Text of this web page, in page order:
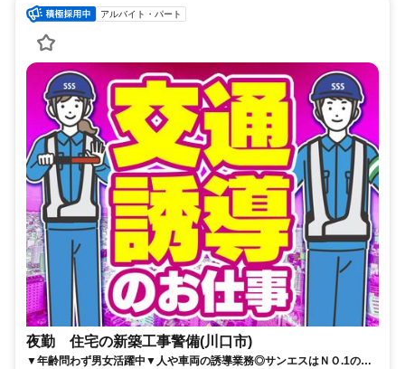
アルバイト・パート
夜勤 住宅の新築工事警備(川口市)
▼年齢問わず男女活躍中▼人や車両の誘導業務◎サンエスはＮＯ.1の警